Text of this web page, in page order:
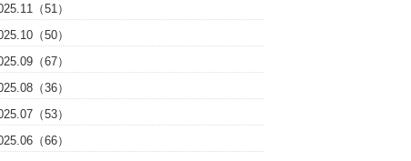
（51）
（50）
（67）
（36）
（53）
（66）